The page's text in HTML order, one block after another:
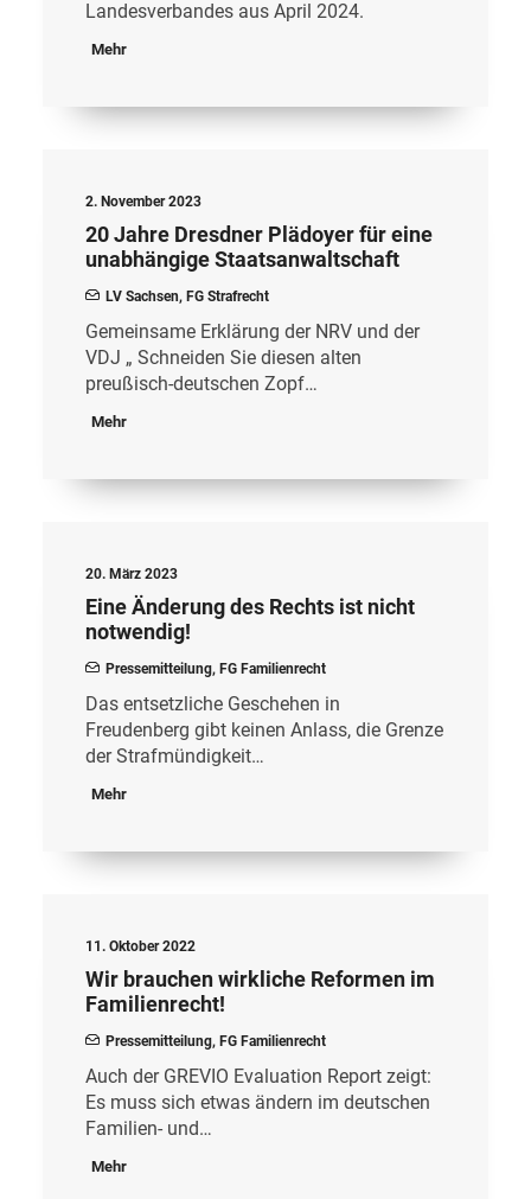
Landesverbandes aus April 2024.
Mehr
2. November 2023
20 Jahre Dresdner Plädoyer für eine
unabhängige Staatsanwaltschaft
LV Sachsen, FG Strafrecht
Gemeinsame Erklärung der NRV und der
VDJ „ Schneiden Sie diesen alten
preußisch-deutschen Zopf…
Mehr
20. März 2023
Eine Änderung des Rechts ist nicht
notwendig!
Pressemitteilung, FG Familienrecht
Das entsetzliche Geschehen in
Freudenberg gibt keinen Anlass, die Grenze
der Strafmündigkeit…
Mehr
11. Oktober 2022
Wir brauchen wirkliche Reformen im
Familienrecht!
Pressemitteilung, FG Familienrecht
Auch der GREVIO Evaluation Report zeigt:
Es muss sich etwas ändern im deutschen
Familien- und…
Mehr